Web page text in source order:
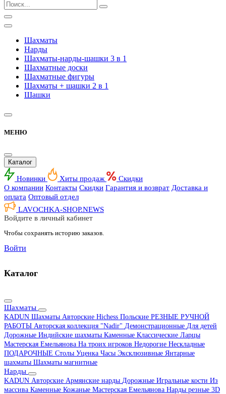
Шахматы
Нарды
Шахматы-нарды-шашки 3 в 1
Шахматные доски
Шахматные фигуры
Шахматы + шашки 2 в 1
Шашки
МЕНЮ
Каталог
Новинки Хиты продаж
Скидки
О компании Контакты Скидки Гарантия и возврат Доставка и
оплата Оптовый отдел
LAVOCHKA-SHOP.NEWS
Войдите в личный кабинет
Чтобы сохранять историю заказов.
Войти
Каталог
Шахматы
KADUN Шахматы Авторские Hichess Польские РЕЗНЫЕ РУЧНОЙ
РАБОТЫ Авторская коллекция "Nadir" Демонстрационные Для детей
Дорожные Индийские шахматы Каменные Классические Ларцы
Мастерская Емельянова На троих игроков Недорогие Нескладные
ПОДАРОЧНЫЕ Столы Уценка Часы Эксклюзивные Янтарные
шахматы Шахматы магнитные
Нарды
KADUN Авторские Армянские нарды Дорожные Игральные кости Из
массива Каменные Кожаные Мастерская Емельянова Нарды резные 3D